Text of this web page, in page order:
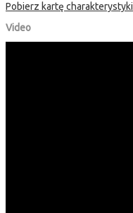
Pobierz kartę charakterystyki
Video